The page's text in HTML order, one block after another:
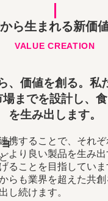
ら生まれる新価
VALUE CREATION
、価値を創る。私
場までを設計し、
を生み出します。
携することで、それ
より良い製品を生み
ることを目指していま
らも業界を超えた共
し続けます。